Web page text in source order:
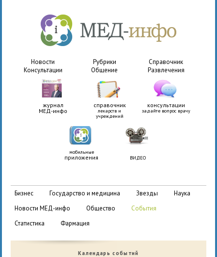
Новости Рубрики
Справочник
Консультации
Общение Развлечения
журнал
МЕД-инфо
справочник
лекарств и
учреждений
консультации
задайте вопрос врачу
мобильные
приложения ВИДЕО
бизнес государство и медицина звезды
наука
новости МЕД-инфо
общество
события
статистика
фармация
Календарь событий